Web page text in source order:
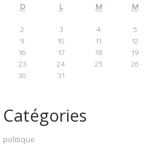
D L M M
2
3 4 5
9
10 11 12
16
17 18 19
23
24 25 26
30
31
Catégories
politique